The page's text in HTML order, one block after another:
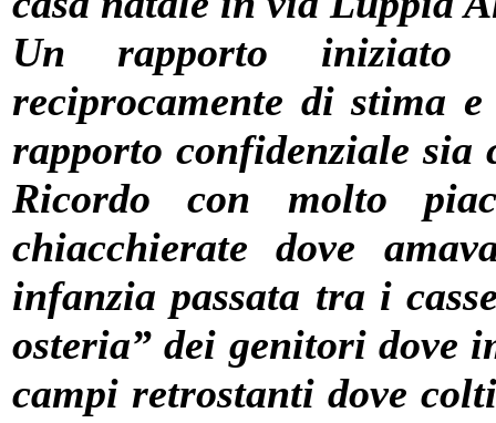
Un rapporto iniziato
reciprocamente di stima
rapporto confidenziale
Ricordo con molto
chiacchierate dove
infanzia passata tra i
osteria” dei genitori dove
campi retrostanti dove